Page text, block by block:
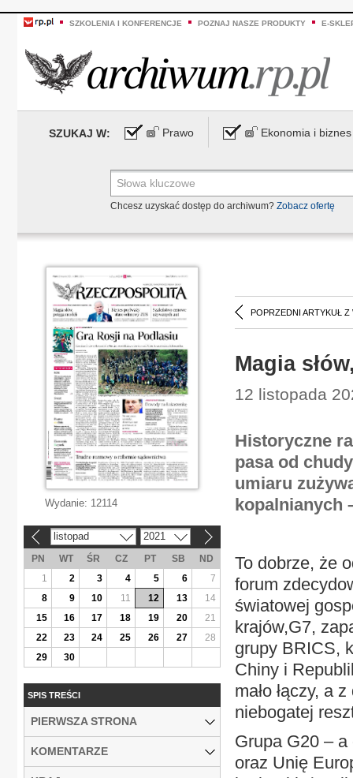
SZKOLENIA I KONFERENCJE POZNAJ NASZE PRODUKTY E-
SZUKAJ W: Prawo Ekonomia i biznes
Chcesz uzyskać dostęp do archiwum? Zobacz ofertę
POPRZEDNI ARTYKUŁ Z
Magia
12 listopada
Historyczne
pasa od
umiaru
kopalnianych
To dobrze, że
forum
światowej
krajów,G7,
grupy BRICS,
Chiny i
mało łączy, a
niebogatej
Grupa G20 –
oraz Unię
Wydanie: 12114
listopad 2021
PN WT ŚR CZ PT SB
ND
1
2 3 4 5 6
7
8
9 10 11 12 13
14
15
16 17 18 19 20
21
22
23 24 25 26 27
28
29
30
SPIS TREŚCI
PIERWSZA STRONA
KOMENTARZE